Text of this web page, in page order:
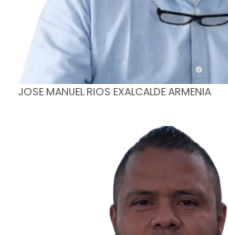
JOSE MANUEL RIOS EXALCALDE ARMENIA